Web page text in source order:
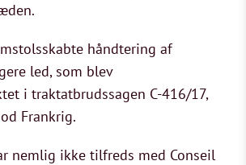
håndtering af
led, som blev
i traktatbrudssagen C-416/17,
Frankrig.
nemlig ikke tilfreds med Conseil